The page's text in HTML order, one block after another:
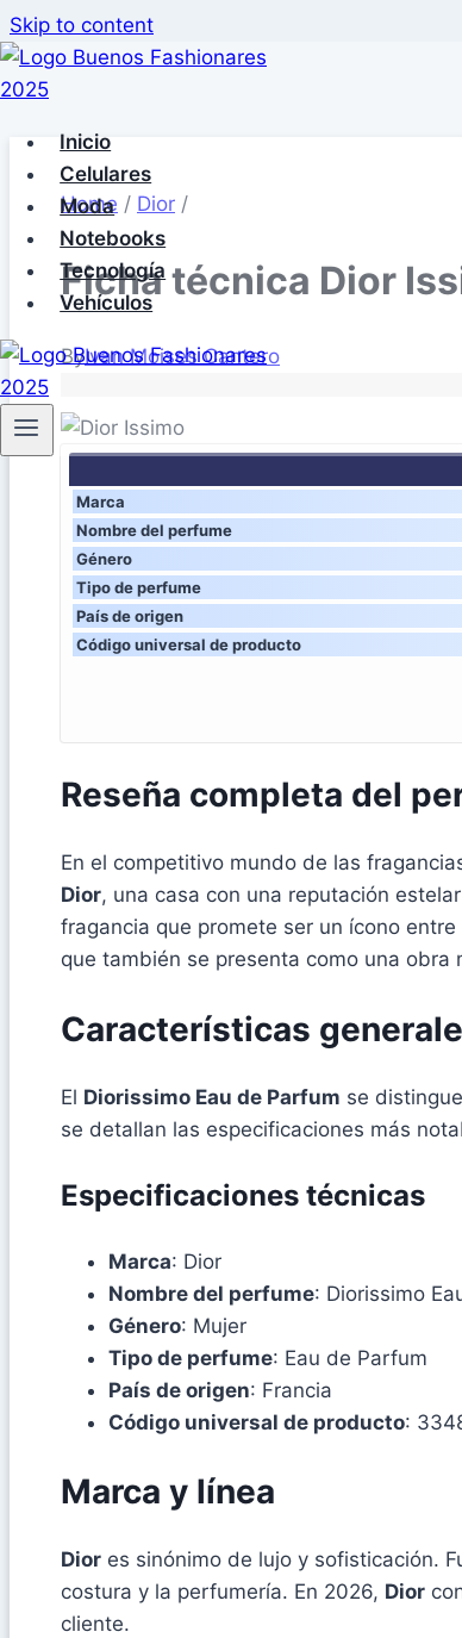
Skip to content
Inicio
Celulares
Moda
Notebooks
Tecnología
Vehículos
Home / Dior /
Ficha técnica Dior
ByIvan Moises Cantero
Marca
Nombre del perfume
Género
Tipo de perfume
País de origen
Código universal de producto
Reseña completa del
En el competitivo mundo de las
Dior, una casa con una reputación
fragancia que promete ser un ícono
que también se presenta como una
Características
El Diorissimo Eau de Parfum se
se detallan las especificaciones más
Especificaciones técnicas
Marca: Dior
Nombre del perfume: Diorissimo
Género: Mujer
Tipo de perfume: Eau de Parfum
País de origen: Francia
Código universal de producto:
Marca y línea
Dior es sinónimo de lujo y sofisticación.
costura y la perfumería. En 2026, Dior
cliente.